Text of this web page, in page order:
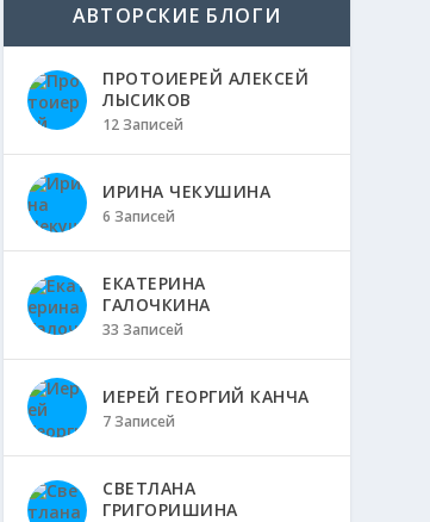
АВТОРСКИЕ БЛОГИ
ПРОТОИЕРЕЙ АЛЕКСЕЙ
ЛЫСИКОВ
12 Записей
ИРИНА ЧЕКУШИНА
6 Записей
ЕКАТЕРИНА
ГАЛОЧКИНА
33 Записей
ИЕРЕЙ ГЕОРГИЙ КАНЧА
7 Записей
СВЕТЛАНА
ГРИГОРИШИНА